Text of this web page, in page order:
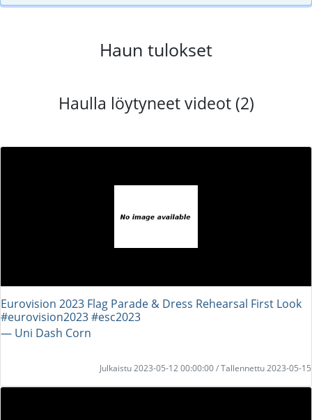
Haun tulokset
Haulla löytyneet videot (2)
Eurovision 2023 Flag Parade & Dress Rehearsal First Look
#eurovision2023 #esc2023
― Uni Dash Corn
Julkaistu 2023-05-12 00:00:00 / Tallennettu 2023-05-15